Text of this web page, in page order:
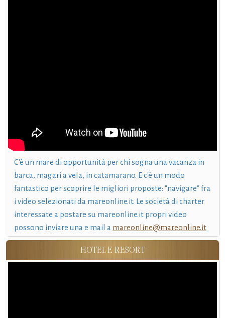
C'è un mare di opportunità per chi sogna una vacanza in
barca, magari a vela, in catamarano. E c'è un modo
fantastico per scoprire le migliori proposte: "navigare" fra
i video selezionati da mareonline.it. Le società di charter
interessate a postare su mareonline.it propri video
possono inviare una e mail a mareonline@mareonline.it
HOTEL E RESORT